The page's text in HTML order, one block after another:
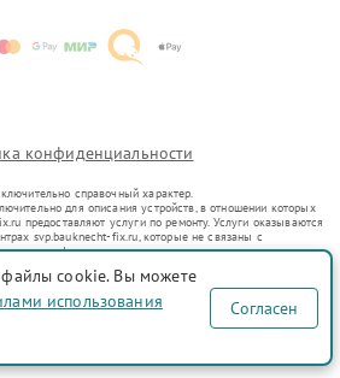
конфиденциальности
справочный характер.
для описания устройств, в отношении которых
предоставляют услуги по ремонту. Услуги оказываются
svp.bauknecht-fix.ru, которые не связаны с
или их официальными представителями.
уже введенных в гражданский оборот в соответствии
цели индивидуализации услуг или введения
для информирования о предоставляемых услугах по
не является публичной офертой, определяемой
кодекса РФ
файлы cookie. Вы можете
использования
Согласен